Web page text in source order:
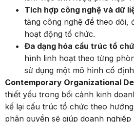
Tích hợp công nghệ và dữ
tảng công nghệ để theo dõi,
hoạt động tổ chức.
Đa dạng hóa cấu trúc tổ
hình linh hoạt theo từng
sử dụng một mô hình cố
Contemporary Organizational
thiết yếu trong bối cảnh kinh
kế lại cấu trúc tổ chức theo
phân quyền sẽ giúp doanh